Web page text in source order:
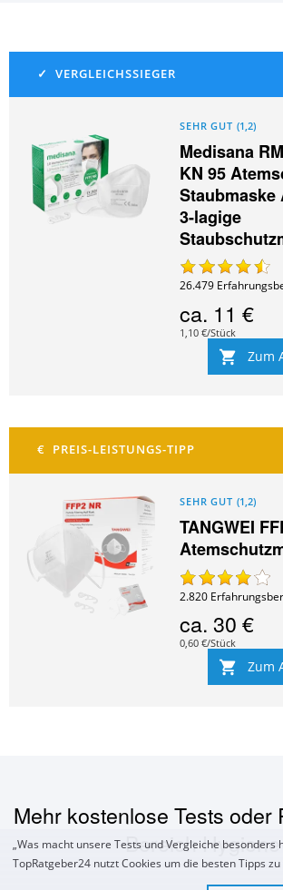
SEHR GUT (1,2)
Medisana
KN 95
Staubmaske
3-lagige
26.479
ca. 11 €
1,10 €/Stück
Zum
SEHR GUT (1,2)
TANGWEI
2.820
ca.30 €
0,60 €/Stück
Zum
Mehr kostenlose Tests oder
BereichHygiene
„Was macht unsere Tests und Vergleiche besonders
TopRatgeber24 nutzt Cookies um die besten Tipps